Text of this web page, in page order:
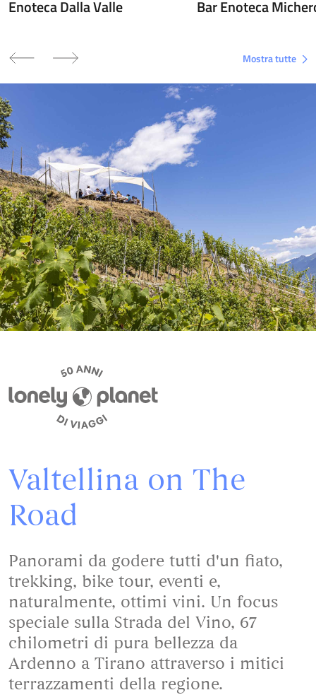
Enoteca Dalla Valle Bar Enoteca
Mostra tutte
Valtellina on The
Road
Panorami da godere tutti d'un fiato,
trekking, bike tour, eventi e,
naturalmente, ottimi vini. Un focus
speciale sulla Strada del Vino, 67
chilometri di pura bellezza da
Ardenno a Tirano attraverso i mitici
terrazzamenti della regione.